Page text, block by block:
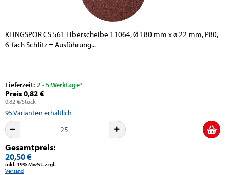
KLINGSPOR CS 561 Fiberscheibe 11064, Ø 180 mm x ø 22 mm, P80,
6-fach Schlitz = Ausführung...
Lieferzeit:2 - 5 Werktage*
Preis 0,82 €
0,82 €/Stück
95Varianten erhältlich
Gesamtpreis:
20,50 €
inkl. 19% MwSt. zzgl.
Versand